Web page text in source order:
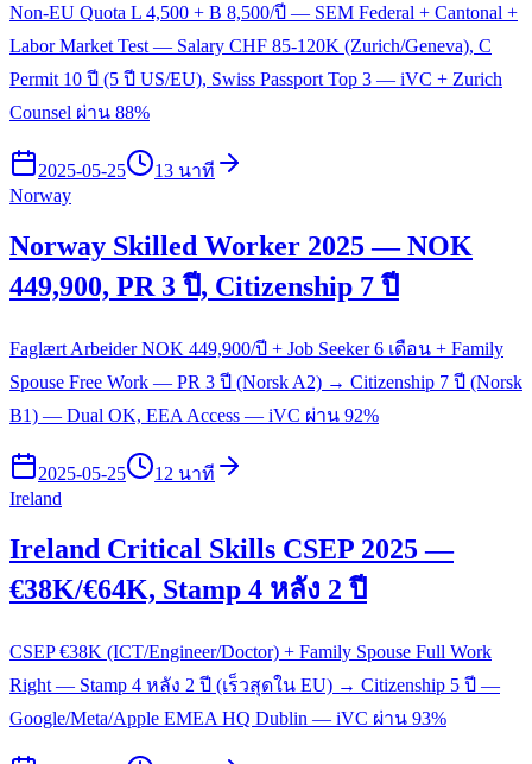
Non-EU Quota L 4,500 + B 8,500/ปี — SEM Federal + Cantonal +
Labor Market Test — Salary CHF 85-120K (Zurich/Geneva), C
Permit 10 ปี (5 ปี US/EU), Swiss Passport Top 3 — iVC + Zurich
Counsel ผ่าน 88%
2025-05-25
13 นาที
Norway
Norway Skilled Worker 2025 — NOK
449,900, PR 3 ปี, Citizenship 7 ปี
Faglært Arbeider NOK 449,900/ปี + Job Seeker 6 เดือน + Family
Spouse Free Work — PR 3 ปี (Norsk A2) → Citizenship 7 ปี (Norsk
B1) — Dual OK, EEA Access — iVC ผ่าน 92%
2025-05-25
12 นาที
Ireland
Ireland Critical Skills CSEP 2025 —
€38K/€64K, Stamp 4 หลัง 2 ปี
CSEP €38K (ICT/Engineer/Doctor) + Family Spouse Full Work
Right — Stamp 4 หลัง 2 ปี (เร็วสุดใน EU) → Citizenship 5 ปี —
Google/Meta/Apple EMEA HQ Dublin — iVC ผ่าน 93%